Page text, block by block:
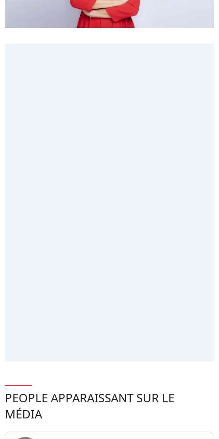
PEOPLE APPARAISSANT SUR LE
MÉDIA